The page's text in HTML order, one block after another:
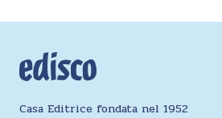
Casa Editrice fondata nel 1952